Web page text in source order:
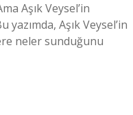
Aşık Veysel’in
Aşık Veysel’in
neler sunduğunu